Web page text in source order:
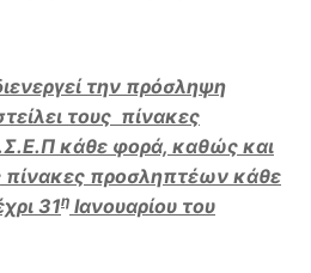
την πρόσληψη
τους πίνακες
κάθε φορά, καθώς και
πίνακες προσληπτέων κάθε
31η Ιανουαρίου του